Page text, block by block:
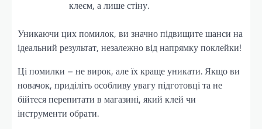
клеєм, а лише стіну.
Уникаючи цих помилок, ви значно підвищите шанси на
ідеальний результат, незалежно від напрямку поклейки!
Ці помилки – не вирок, але їх краще уникати. Якщо ви
новачок, приділіть особливу увагу підготовці та не
бійтеся перепитати в магазині, який клей чи
інструменти обрати.